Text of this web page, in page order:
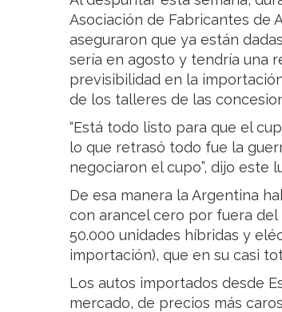
Asociación de Fabricantes de
aseguraron que ya están
sería en agosto y tendría una
previsibilidad en la
de los talleres de las
“Está todo listo para que el
lo que retrasó todo fue la
negociaron el cupo”, dijo este
De esa manera la Argentina
con arancel cero por fuera del
50.000 unidades híbridas y
importación), que en su casi
Los autos importados desde
mercado, de precios más